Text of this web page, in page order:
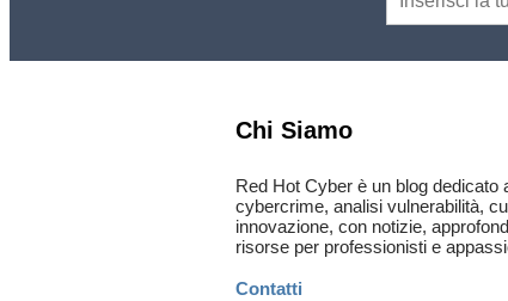
Chi Siamo
Red Hot Cyber è un blog dedicato
cybercrime, analisi vulnerabilità,
innovazione, con notizie,
risorse per professionisti e
Contatti